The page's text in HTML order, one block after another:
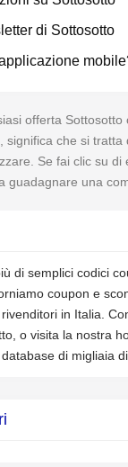
di Sottosotto
offerta
significa che si tratta
Se fai clic su di
guadagnare una
di semplici codici
coupon e
in Italia.
o visita la nostra
di migliaia